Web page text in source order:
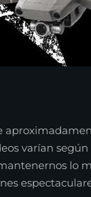
varían
lo